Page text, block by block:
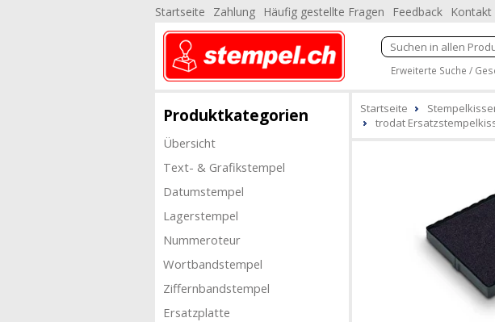
Startseite Zahlung Häufig gestellte Fragen Feedback Kontakt
Erweiterte Suche /
Produktkategorien
Übersicht
Text- & Grafikstempel
Datumstempel
Lagerstempel
Nummeroteur
Wortbandstempel
Ziffernbandstempel
Ersatzplatte
Startseite
trodat